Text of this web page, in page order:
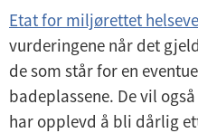
Etat for miljørettet
vurderingene når det
de som står for en
badeplassene. De vil
har opplevd å bli dårlig